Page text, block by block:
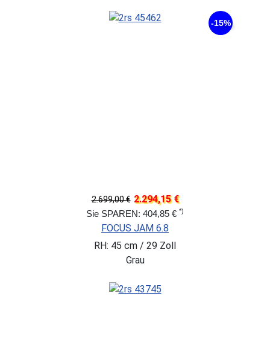
-15%
2.699,00 € 2.294,15 €
Sie SPAREN: 404,85 € *)
FOCUS JAM 6.8
RH: 45 cm / 29 Zoll
Grau